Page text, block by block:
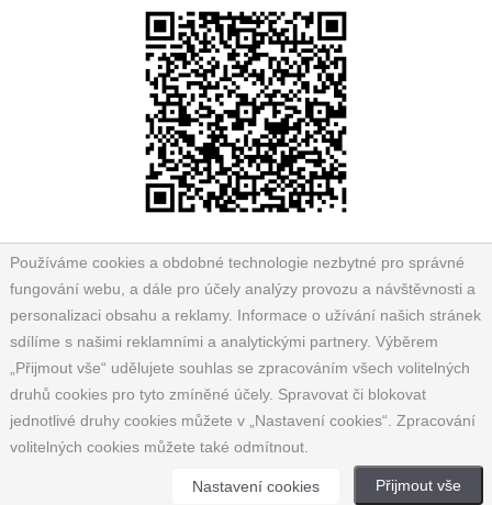
Používáme cookies a obdobné technologie nezbytné pro správné
fungování webu, a dále pro účely analýzy provozu a návštěvnosti a
personalizaci obsahu a reklamy. Informace o užívání našich stránek
sdílíme s našimi reklamními a analytickými partnery. Výběrem
„Přijmout vše“ udělujete souhlas se zpracováním všech volitelných
druhů cookies pro tyto zmíněné účely. Spravovat či blokovat
jednotlivé druhy cookies můžete v „Nastavení cookies“. Zpracování
volitelných cookies můžete také odmítnout.
Přijmout vše
Nastavení cookies